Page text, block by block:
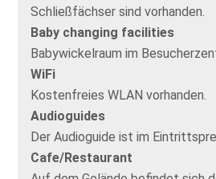
Schließfächser sind vorhanden.
Baby changing facilities
Babywickelraum im
WiFi
Kostenfreies WLAN vorhanden.
Audioguides
Der Audioguide ist im
Cafe/Restaurant